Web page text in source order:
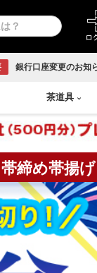
銀行口座変更のお知
付け下げ
リサイクル道行コート
和装下着
茶道具
鉄瓶
Baccarat
部焼
締め帯揚